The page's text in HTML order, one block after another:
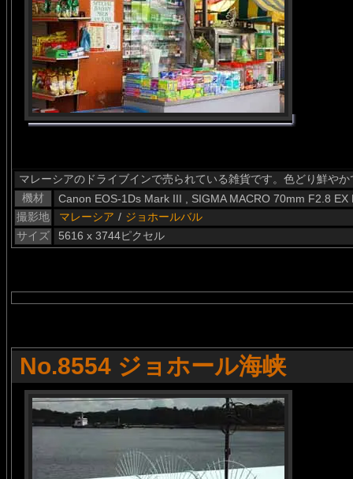
マレーシアのドライブインで売られている雑貨です。色どり鮮やか
機材
Canon EOS-1Ds Mark III , SIGMA MACRO 70mm F2.8 EX
撮影地
マレーシア / ジョホールバル
サイズ
5616 x 3744ピクセル
No.8554 ジョホール海峡